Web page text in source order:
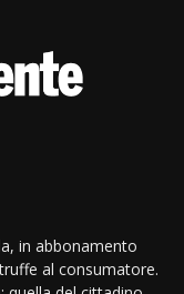
in abbonamento
al consumatore.